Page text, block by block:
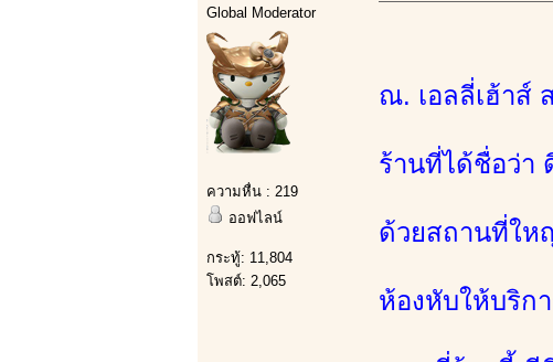
Global Moderator
ความหื่น : 219
ออฟไลน์
กระทู้: 11,804
โพสต์: 2,065
ณ. เอลลี่เฮ้าส์
ร้านที่ได้ชื่อว่า
ด้วยสถานที่ให
ห้องหับให้บริก